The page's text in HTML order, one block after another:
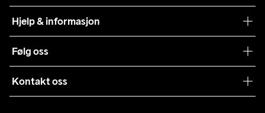
Teamwear
Bærekraft
Samarbeid
Hjelp & informasjon
Vilkår & Betingelser
Returer
Følg oss
Kontakt oss